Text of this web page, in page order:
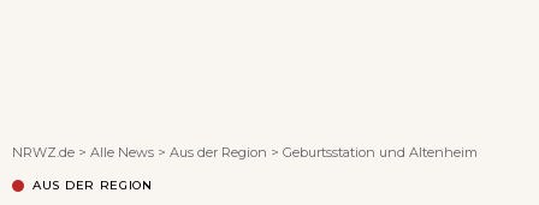
NRWZ.de > Alle News > Aus der Region > Geburtsstation und Altenheim
AUS DER REGION